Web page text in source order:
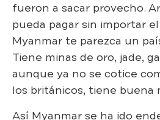
fueron a sacar provecho.
pueda pagar sin importar
Myanmar te parezca un
Tiene minas de oro, jade,
aunque ya no se cotice
los británicos, tiene buena
Así Myanmar se ha ido